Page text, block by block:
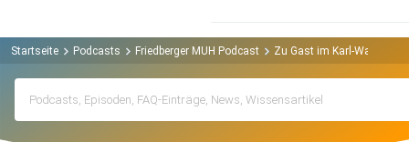
Startseite Podcasts Friedberger MUH Podcast Zu Gast im Karl-Wagner-